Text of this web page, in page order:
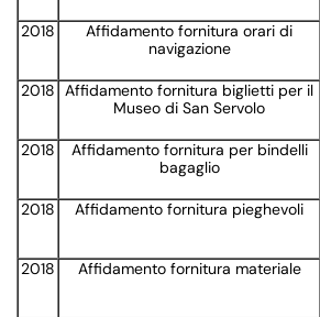
2018
Affidamento fornitura orari di
navigazione
2018 Affidamento fornitura biglietti per il
Museo di San Servolo
2018
Affidamento fornitura per bindelli
bagaglio
2018 Affidamento fornitura pieghevoli
2018 Affidamento fornitura materiale